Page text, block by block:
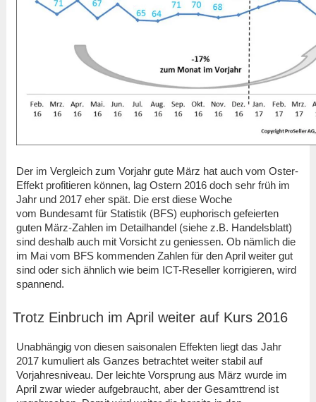
Der im Vergleich zum Vorjahr gute März hat auch vom Oster-
Effekt profitieren können, lag Ostern 2016 doch sehr früh im
Jahr und 2017 eher spät. Die erst diese Woche
vom Bundesamt für Statistik (BFS) euphorisch gefeierten
guten März-Zahlen im Detailhandel (siehe z.B. Handelsblatt)
sind deshalb auch mit Vorsicht zu geniessen. Ob nämlich die
im Mai vom BFS kommenden Zahlen für den April weiter gut
sind oder sich ähnlich wie beim ICT-Reseller korrigieren, wird
spannend.
Trotz Einbruch im April weiter auf Kurs 2016
Unabhängig von diesen saisonalen Effekten liegt das Jahr
2017 kumuliert als Ganzes betrachtet weiter stabil auf
Vorjahresniveau. Der leichte Vorsprung aus März wurde im
April zwar wieder aufgebraucht, aber der Gesamttrend ist